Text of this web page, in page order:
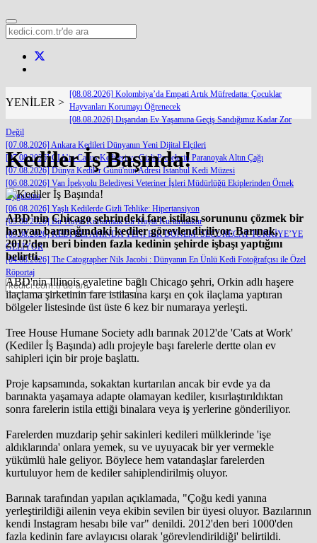
YENİLER >
[08.08.2026] Kolombiya’da Empati Artık Müfredatta: Çocuklar
Hayvanları Korumayı Öğrenecek
[08.08.2026] Dışarıdan Ev Yaşamına Geçiş Sandığımız Kadar Zor
Değil
[07.08.2026] Ankara Kedileri Dünyanın Yeni Dijital Elçileri
[07.08.2026] CIA’in Casus Kedileri ve Gizli Projelerin Paranoyak Altın Çağı
[07.08.2026] Dünya Kediler Günü'nün Adresi İstanbul Kedi Müzesi
[06.08.2026] Van İpekyolu Belediyesi Veteriner İşleri Müdürlüğü Ekiplerinden Örnek
Uygulama
[06.08.2026] Yaşlı Kedilerde Gizli Tehlike: Hipertansiyon
[05.08.2026] Bir Hayat Kurtarmak Bir Hayat Kurtarmaktır
[05.08.2026] KEDİ REFAHINDA YENİ BİR DÖNEM: SECURECAT TÜRKİYE’YE
GELİYOR
[04.08.2026] The Catographer Nils Jacobi : Dünyanın En Ünlü Kedi Fotoğrafçısı ile Özel
Röportaj
Kediler İş Başında!
ABD'nin Chicago şehrindeki fare istilası sorununu çözmek bir
hayvan barınağındaki kediler görevlendiriliyor. Barınak,
2012'den beri binden fazla kedinin şehirde işbaşı yaptığını
belirtti.
ABD'nin Illinois eyaletine bağlı Chicago şehri, Orkin adlı haşere
ilaçlama şirketinin fare istilasına karşı en çok ilaçlama yaptıran
bölgeler listesinde üst üste 6 kez bir numaraya yerleşti.
Tree House Humane Society adlı barınak 2012'de 'Cats at Work'
(Kediler İş Başında) adlı projeyle başı farelerle dertte olan ev
sahipleri için bir proje başlattı.
Proje kapsamında, sokaktan kurtarılan ancak bir evde ya da
barınakta yaşamaya adapte olamayan kediler, kısırlaştırıldıktan
sonra farelerin istila ettiği binalara veya iş yerlerine gönderiliyor.
Farelerden muzdarip şehir sakinleri kedileri mülklerinde 'işe
aldıklarında' onlara yemek, su ve uyuyacak bir yer vermekle
yükümlü hale geliyor. Böylece hem vatandaşlar farelerden
kurtuluyor hem de kediler sahiplendirilmiş oluyor.
Barınak tarafından yapılan açıklamada, "Çoğu kedi yanına
yerleştirildiği ailenin veya ekibin sevilen bir üyesi oluyor. Bazılarının
kendi Instagram hesabı bile var" denildi. 2012'den beri 1000'den
fazla kedinin fare avlayıcısı olarak 'görevlendirildiği' belirtildi.